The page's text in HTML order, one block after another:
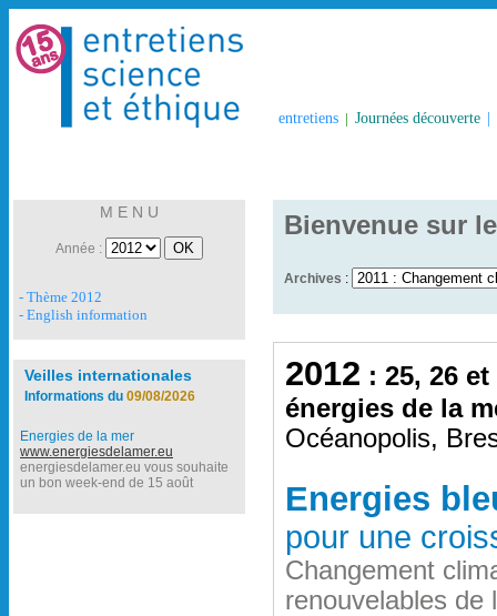
entretiens | Journées découverte
M E N U
Année :
- Thème 2012
- English information
Veilles internationales
Informations du 09/08/2026
Energies de la mer
www.energiesdelamer.eu
energiesdelamer.eu vous souhaite
un bon week-end de 15 août
Bienvenue sur
Archives :
2012 : 25, 26
énergies de la
Océanopolis,
Energies
pour une
Changement
renouvelables de